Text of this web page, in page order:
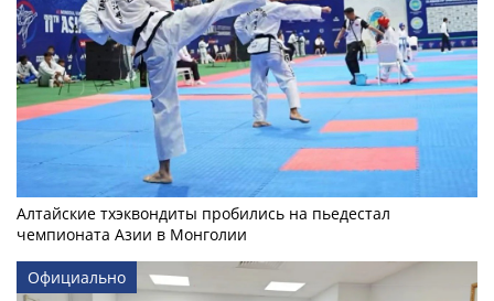
Алтайские тхэквондиты пробились на пьедестал
чемпионата Азии в Монголии
Официально